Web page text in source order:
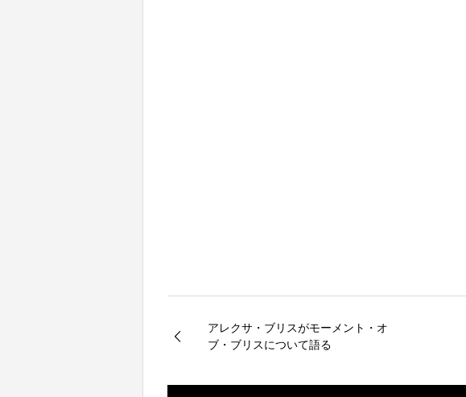
アレクサ・ブリスがモーメント・オ
ブ・ブリスについて語る